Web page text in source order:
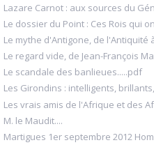
Lazare Carnot : aux sources du
Le dossier du Point : Ces Rois qui
Le mythe d'Antigone, de l'Antiquité
Le regard vide, de Jean-François
Le scandale des banlieues.....pdf
Les Girondins : intelligents,
Les vrais amis de l'Afrique et des
M. le Maudit....
Martigues 1er septembre 2012